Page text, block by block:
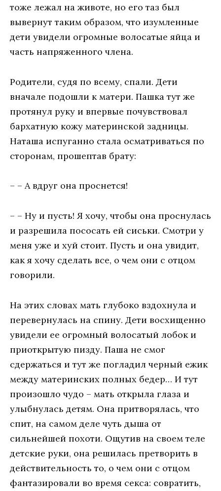
тоже лежал на животе, но его таз был
вывернут таким образом, что изумленные
дети увидели огромные волосатые яйца и
часть напряженного члена.
Родители, судя по всему, спали. Дети
вначале подошли к матери. Пашка тут же
протянул руку и впервые почувствовал
бархатную кожу материнской задницы.
Наташа испуганно стала осматриваться по
сторонам, прошептав брату:
– – А вдруг она проснется!
– – Ну и пусть! Я хочу, чтобы она проснулась
и разрешила пососать ей сиськи. Смотри у
меня уже и хуй стоит. Пусть и она увидит,
как я хочу сделать все, о чем они с отцом
говорили.
На этих словах мать глубоко вздохнула и
перевернулась на спину. Дети восхищенно
увидели ее огромный волосатый лобок и
приоткрытую пизду. Паша не смог
сдержаться и тут же погладил черный ежик
между материнских полных бедер… И тут
произошло чудо – мать открыла глаза и
улыбнулась детям. Она притворялась, что
спит, на самом деле чуть дыша от
сильнейшей похоти. Ощутив на своем теле
детские руки, она решилась претворить в
действительность то, о чем они с отцом
фантазировали во время секса: совратить,